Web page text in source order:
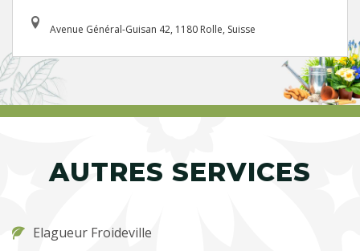
Avenue Général-Guisan 42, 1180 Rolle, Suisse
AUTRES SERVICES
Elagueur Froideville